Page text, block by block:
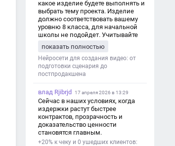
какое изделие будете выполнять и
выбрать тему проекта. Изделие
должно соответствовать вашему
уровню 8 класса, для начальной
школы не подойдет. Учитывайте
уровня работы. Структура проекта 1.
Титульный лист - Название школы.
- Тип работы: «Проектная работа». -
Тема проекта. - Кто выполнил:
должность учителя. - Город, год. 2.
Введение - Актуальность темы
(почему это важно). - Цель и
задачи проекта. - Объект и предмет
исследования. - Методы работы. 3.
Основная часть - Теоретическая
показать полностью
Нейросети для создания видео: от
подготовки сценария до
постпродакшена
влад Rjibrjd 17 апреля 2026 в 13:29
Сейчас в наших условиях, когда
издержки растут быстрее
контрактов, прозрачность и
доказательство ценности
становятся главным.
+20% к чеку и 0 ушедших клиентов: